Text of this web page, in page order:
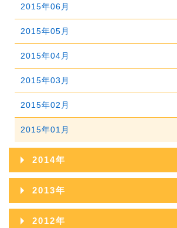
2019年01月
2018年02月
2018年01月
2017年03月
2017年02月
2017年01月
2015年06月
2015年05月
2015年04月
2015年03月
2015年02月
2015年01月
2014年
2014年12月
2014年11月
2013年
2013年12月
2012年